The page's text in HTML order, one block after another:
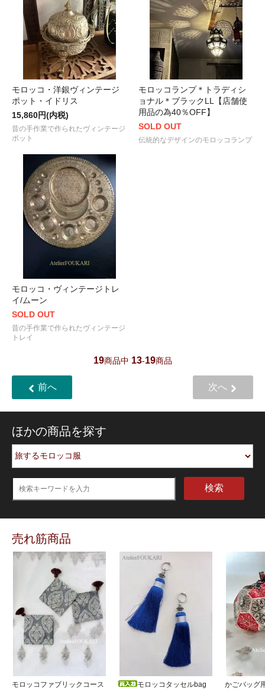
モロッコ・洋銀ヴィンテージ
ポット・イドリス
15,860円(内税)
昔の手作業で作られたヴィンテージ
ポット
モロッコランプ＊トラディシ
ョナル＊ブラックLL【店舗使
用品の為40％OFF】
SOLD OUT
伝統的なデザインのモロッコランプ
モロッコ・ヴィンテージトレ
イ/ムーン
SOLD OUT
昔の手作業で作られたヴィンテージ
トレイ
19商品中 13-19商品
前へ 次へ
ほかの商品を探す
検索
売れ筋商品
モロッコファブリックコース
モロッコタッセルbag
かごバッグ